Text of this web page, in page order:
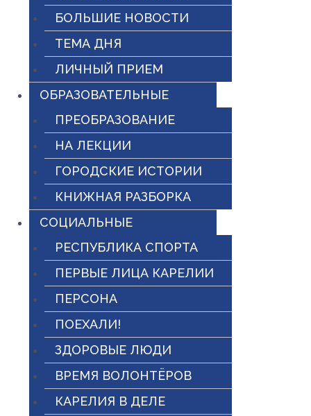
БОЛЬШИЕ НОВОСТИ
ТЕМА ДНЯ
ЛИЧНЫЙ ПРИЕМ
ОБРАЗОВАТЕЛЬНЫЕ
ПРЕОБРАЗОВАНИЕ
НА ЛЕКЦИИ
ГОРОДСКИЕ ИСТОРИИ
КНИЖНАЯ РАЗБОРКА
СОЦИАЛЬНЫЕ
РЕСПУБЛИКА СПОРТА
ПЕРВЫЕ ЛИЦА КАРЕЛИИ
ПЕРСОНА
ПОЕХАЛИ!
ЗДОРОВЫЕ ЛЮДИ
ВРЕМЯ ВОЛОНТЁРОВ
КАРЕЛИЯ В ДЕЛЕ